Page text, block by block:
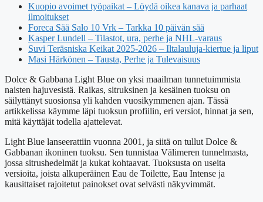
Kuopio avoimet työpaikat – Löydä oikea kanava ja parhaat
ilmoitukset
Foreca Sää Salo 10 Vrk – Tarkka 10 päivän sää
Kasper Lundell – Tilastot, ura, perhe ja NHL-varaus
Suvi Teräsniska Keikat 2025-2026 – Iltalauluja-kiertue ja liput
Masi Härkönen – Tausta, Perhe ja Tulevaisuus
Dolce & Gabbana Light Blue on yksi maailman tunnetuimmista
naisten hajuvesistä. Raikas, sitruksinen ja kesäinen tuoksu on
säilyttänyt suosionsa yli kahden vuosikymmenen ajan. Tässä
artikkelissa käymme läpi tuoksun profiilin, eri versiot, hinnat ja sen,
mitä käyttäjät todella ajattelevat.
Light Blue lanseerattiin vuonna 2001, ja siitä on tullut Dolce &
Gabbanan ikoninen tuoksu. Sen tunnistaa Välimeren tunnelmasta,
jossa sitrushedelmät ja kukat kohtaavat. Tuoksusta on useita
versioita, joista alkuperäinen Eau de Toilette, Eau Intense ja
kausittaiset rajoitetut painokset ovat selvästi näkyvimmät.